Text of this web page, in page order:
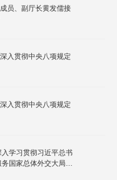
员、副厅长黄发儒接
入贯彻中央八项规定
入贯彻中央八项规定
国家总体外交大局开